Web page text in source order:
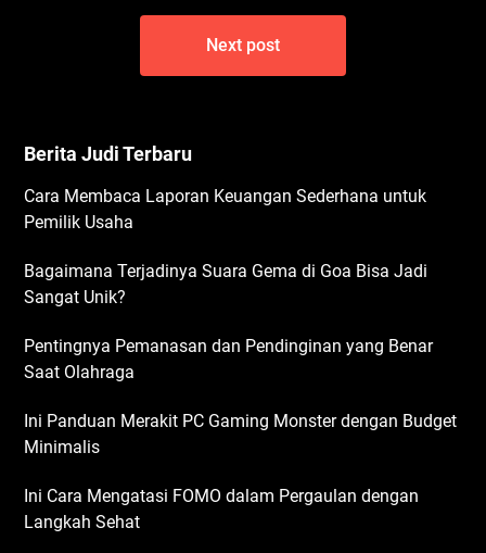
Next post
Berita Judi Terbaru
Cara Membaca Laporan Keuangan Sederhana untuk
Pemilik Usaha
Bagaimana Terjadinya Suara Gema di Goa Bisa Jadi
Sangat Unik?
Pentingnya Pemanasan dan Pendinginan yang Benar
Saat Olahraga
Ini Panduan Merakit PC Gaming Monster dengan Budget
Minimalis
Ini Cara Mengatasi FOMO dalam Pergaulan dengan
Langkah Sehat